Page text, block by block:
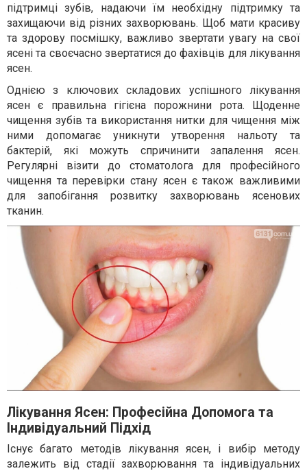
підтримці зубів, надаючи їм необхідну підтримку та
захищаючи від різних захворювань. Щоб мати красиву
та здорову посмішку, важливо звертати увагу на свої
ясені та своєчасно звертатися до фахівців для лікування
ясен.
Однією з ключових складових успішного лікування
ясен є правильна гігієна порожнини рота. Щоденне
чищення зубів та використання нитки для чищення між
ними допомагає уникнути утворення нальоту та
бактерій, які можуть спричинити запалення ясен.
Регулярні візити до стоматолога для професійного
чищення та перевірки стану ясен є також важливими
для запобігання розвитку захворювань ясенових
тканин.
Лікування Ясен: Професійна Допомога та
Індивідуальний Підхід
Існує багато методів лікування ясен, і вибір методу
залежить від стадії захворювання та індивідуальних